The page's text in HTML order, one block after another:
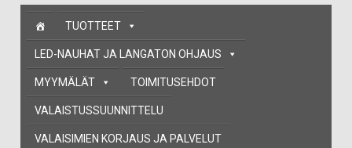
Skip
content
TUOTTEET
LED-NAUHAT JA LANGATON OHJAUS
MYYMÄLÄT TOIMITUSEHDOT
VALAISTUSSUUNNITTELU
VALAISIMIEN KORJAUS JA PALVELUT